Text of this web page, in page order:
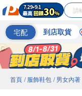
宅配 到店取貨
首頁 / 服飾鞋包 / 男女內著